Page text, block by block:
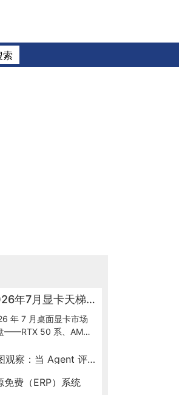
2026年7月显卡天梯图更新解读：50系到底怎么选
年 7 月桌面显卡市场
——RTX 50 系、AMD
B580 入门档、RTX
帮你锁定最优卡。
2026 AI 智能体天梯图观察：当 Agent 评测开始"去滤镜"
费（ERP）系统